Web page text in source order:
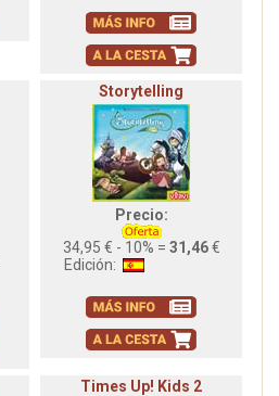
Storytelling
Precio:
34,95 € - 10% = 31,46€
Edición:
Times Up! Kids 2